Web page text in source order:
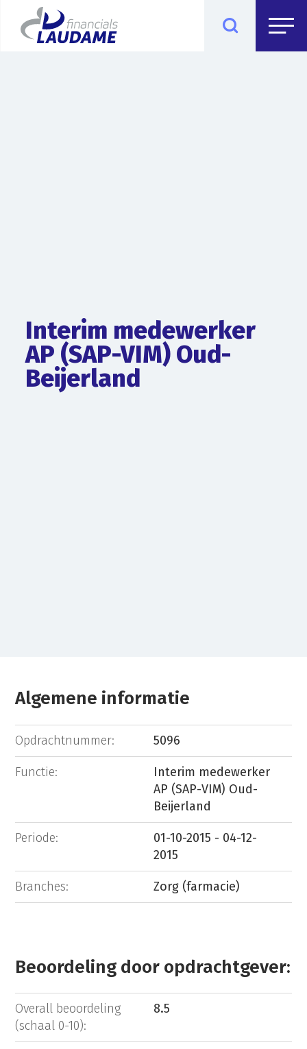
Interim medewerker
AP (SAP-VIM) Oud-
Beijerland
Algemene informatie
Opdrachtnummer: 5096
Functie:
Interim medewerker
AP (SAP-VIM) Oud-
Beijerland
Periode:
01-10-2015 - 04-12-
2015
Branches: Zorg (farmacie)
Beoordeling door opdrachtgever:
Overall beoordeling
(schaal 0-10):
8.5